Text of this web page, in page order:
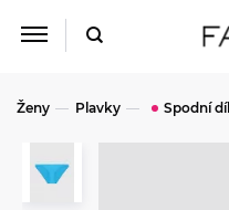
Ženy Plavky Spodní díl